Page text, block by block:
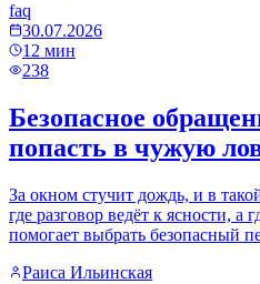
faq
30.07.2026
12 мин
238
Безопасное
попасть в чужую
За окном стучит дождь, и в
где разговор ведёт к ясности,
помогает выбрать безопасный
Раиса Ильинская